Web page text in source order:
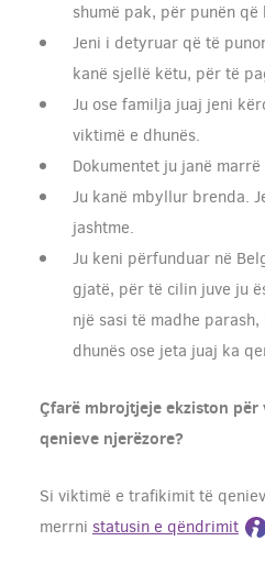
shumë pak, për punën që
Jeni i detyruar që të
kanë sjellë këtu, për të
Ju ose familja juaj jeni
viktimë e dhunës.
Dokumentet ju janë
Ju kanë mbyllur brenda.
jashtme.
Ju keni përfunduar në
gjatë, për të cilin juve ju
një sasi të madhe
dhunës ose jeta juaj ka
Çfarë mbrojtjeje ekziston
qenieve njerëzore?
Si viktimë e trafikimit të
merrni statusin e qëndrimit